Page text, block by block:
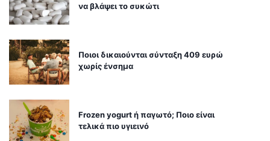
να βλάψει το συκώτι
Ποιοι δικαιούνται σύνταξη 409 ευρώ
χωρίς ένσημα
Frozen yogurt ή παγωτό; Ποιο είναι
τελικά πιο υγιεινό